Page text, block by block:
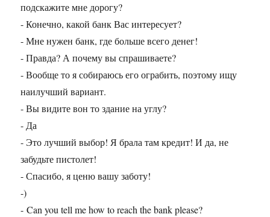
подскажите мне дорогу?
- Конечно, какой банк Вас интересует?
- Мне нужен банк, где больше всего денег!
- Правда? А почему вы спрашиваете?
- Вообще то я собираюсь его ограбить, поэтому ищу
наилучший вариант.
- Вы видите вон то здание на углу?
- Да
- Это лучший выбор! Я брала там кредит! И да, не
забудьте пистолет!
- Спасибо, я ценю вашу заботу!
-)
- Can you tell me how to reach the bank please?